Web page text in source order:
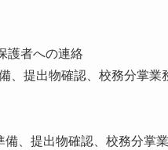
護者への連絡
提出物確認、校務分掌業
、提出物確認、校務分掌